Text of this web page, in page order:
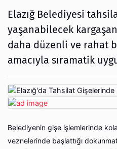
Elazığ Belediyesi
yaşanabilecek
daha düzenli ve rahat
amacıyla sıramatik
Belediyenin gişe işlemlerinde
veznelerinde başlattığı